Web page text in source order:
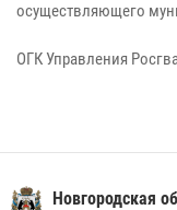
осуществляющего
ОГК Управления
Новгородская